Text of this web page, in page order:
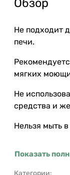
Обзор
Не подходит
печи.
мягких
Не
средства и
Нельзя мыть
Показать
Категории: